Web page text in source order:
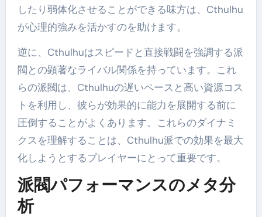
したり弱体化させることができる味方は、Cthulhu
が心理的強みを活かすのを助けます。
逆に、Cthulhuはスピードと直接戦闘を強調する派
閥との顕著なライバル関係を持っています。これ
らの派閥は、Cthulhuの遅いペースと高い資源コス
トを利用し、彼らが効果的に能力を展開する前に
圧倒することがよくあります。これらのダイナミ
クスを理解することは、Cthulhu派での効果を最大
化しようとするプレイヤーにとって重要です。
派閥パフォーマンスのメタ分
析